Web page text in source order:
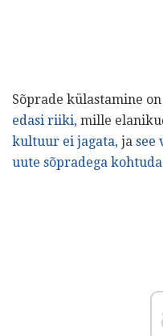
Sõprade külastamine
edasi riiki, mille
kultuur ei jagata, ja see
uute sõpradega kohtuda